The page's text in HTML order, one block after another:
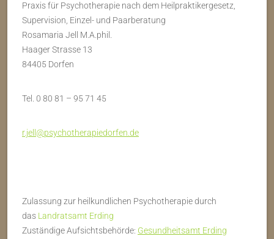
Praxis für Psychotherapie nach dem Heilpraktikergesetz,
Supervision, Einzel- und Paarberatung
Rosamaria Jell M.A.phil.
Haager Strasse 13
84405 Dorfen
Tel. 0 80 81 – 95 71 45
r.jell@psychotherapiedorfen.de
Zulassung zur heilkundlichen Psychotherapie durch
das Landratsamt Erding
Zuständige Aufsichtsbehörde: Gesundheitsamt Erding